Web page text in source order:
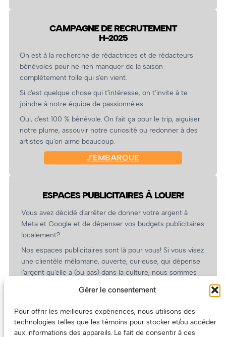
Gérer le consentement
Pour offrir les meilleures expériences, nous utilisons des
technologies telles que les témoins pour stocker et/ou accéder
aux informations des appareils. Le fait de consentir à ces
CAMPAGNE DE RECRUTEMENT
H-2025
On est à la recherche de rédactrices et de rédacteurs
bénévoles pour ne rien manquer de la saison
complètement folle qui s’en vient.
Si c’est quelque chose qui t’intéresse, on t’invite à te
joindre à notre équipe de passionné.es.
Oui, c’est 100 % bénévole. On fait ça pour le trip, aiguiser
notre plume, assouvir notre curiosité ou redonner à des
artistes qu’on aime beaucoup.
J’EMBARQUE
ESPACES PUBLICITAIRES À LOUER!
Vous avez décidé d’arrêter de donner votre argent à
Meta et Google et de dépenser vos budgets publicitaires
localement?
Nos espaces publicitaires sont là pour vous! Si vous visez
une clientèle mélomane, ouverte, curieuse, qui dépense
l’argent qu’elle a (ou pas) dans la culture, nous sommes
revient.
(Oui, on va avoir des tarifs spéciaux pour vous, les